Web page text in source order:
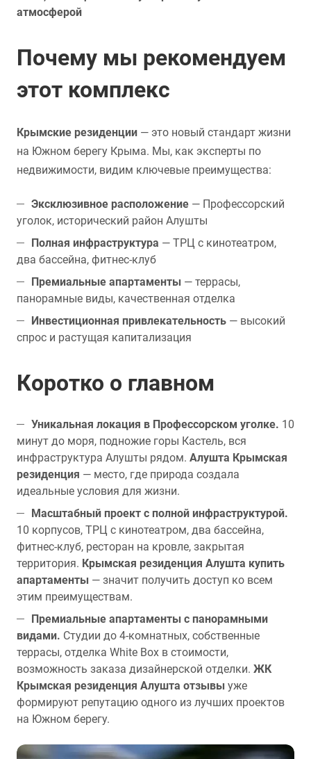
атмосферой
Почему мы рекомендуем
этот комплекс
Крымские резиденции — это новый стандарт жизни
на Южном берегу Крыма. Мы, как эксперты по
недвижимости, видим ключевые преимущества:
Эксклюзивное расположение — Профессорский
уголок, исторический район Алушты
Полная инфраструктура — ТРЦ с кинотеатром,
два бассейна, фитнес-клуб
Премиальные апартаменты — террасы,
панорамные виды, качественная отделка
Инвестиционная привлекательность — высокий
спрос и растущая капитализация
Коротко о главном
Уникальная локация в Профессорском уголке. 10
минут до моря, подножие горы Кастель, вся
инфраструктура Алушты рядом. Алушта Крымская
резиденция — место, где природа создала
идеальные условия для жизни.
Масштабный проект с полной инфраструктурой.
10 корпусов, ТРЦ с кинотеатром, два бассейна,
фитнес-клуб, ресторан на кровле, закрытая
территория. Крымская резиденция Алушта купить
апартаменты — значит получить доступ ко всем
этим преимуществам.
Премиальные апартаменты с панорамными
видами. Студии до 4-комнатных, собственные
террасы, отделка White Box в стоимости,
возможность заказа дизайнерской отделки. ЖК
Крымская резиденция Алушта отзывы уже
формируют репутацию одного из лучших проектов
на Южном берегу.